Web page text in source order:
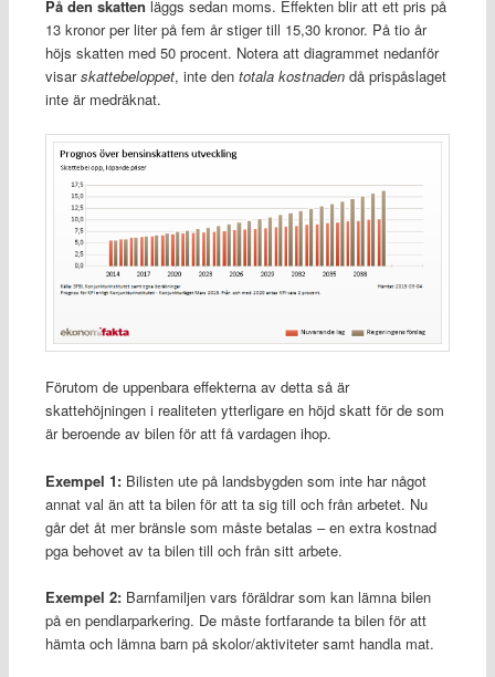
På den skatten läggs sedan moms. Effekten blir att ett pris på
13 kronor per liter på fem år stiger till 15,30 kronor. På tio år
höjs skatten med 50 procent. Notera att diagrammet nedanför
visarskattebeloppet, inte den totala kostnadendå prispåslaget
inte är medräknat.
Förutom de uppenbara effekterna av detta så är
skattehöjningen i realiteten ytterligare en höjd skatt för de som
är beroende av bilen för att få vardagen ihop.
Exempel 1:Bilisten ute på landsbygden som inte har något
annat val än att ta bilen för att ta sig till och från arbetet. Nu
går det åt mer bränsle som måste betalas – en extra kostnad
pga behovet av ta bilen till och från sitt arbete.
Exempel 2:Barnfamiljen vars föräldrar som kan lämna bilen
på en pendlarparkering. De måste fortfarande ta bilen för att
hämta och lämna barn på skolor/aktiviteter samt handla mat.